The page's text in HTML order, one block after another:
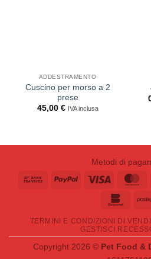
ADDESTRAMENTO
Cuscino per morso a 2
prese
45,00 € IVA inclusa
Metodi di
Bank
PayPal Visa
TERMINI E CONDIZIONI DI
GESTISCI
Copyright 2026 © Pet Food &